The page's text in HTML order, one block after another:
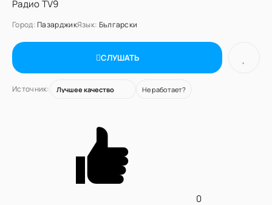
Город:ПазарджикЯзык: Български
СЛУШАТЬ
Источник: Не работает?
0